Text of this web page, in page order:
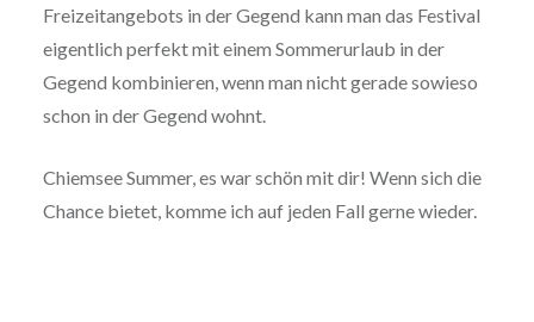
Freizeitangebots in der Gegend kann man das Festival
eigentlich perfekt mit einem Sommerurlaub in der
Gegend kombinieren, wenn man nicht gerade sowieso
schon in der Gegend wohnt.
Chiemsee Summer, es war schön mit dir! Wenn sich die
Chance bietet, komme ich auf jeden Fall gerne wieder.